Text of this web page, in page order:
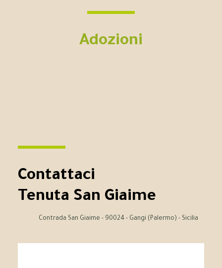
Adozioni
Contattaci
Tenuta San Giaime
Contrada San Giaime - 90024 - Gangi (Palermo) - Sicilia